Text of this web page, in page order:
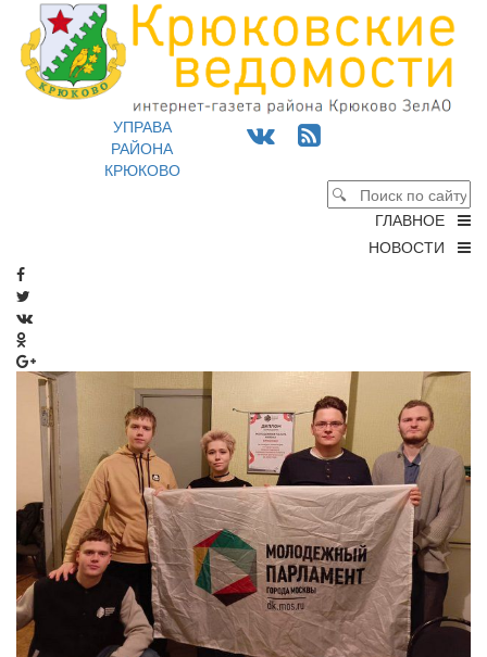
УПРАВА
РАЙОНА
КРЮКОВО
ГЛАВНОЕ
НОВОСТИ